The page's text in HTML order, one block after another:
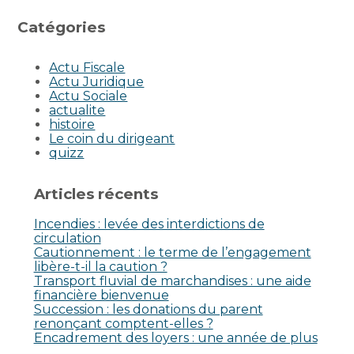
Catégories
Actu Fiscale
Actu Juridique
Actu Sociale
actualite
histoire
Le coin du dirigeant
quizz
Articles récents
Incendies : levée des interdictions de
circulation
Cautionnement : le terme de l’engagement
libère-t-il la caution ?
Transport fluvial de marchandises : une aide
financière bienvenue
Succession : les donations du parent
renonçant comptent-elles ?
Encadrement des loyers : une année de plus